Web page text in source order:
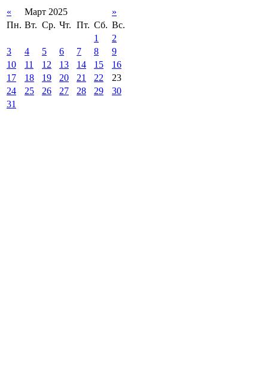
« Март 2025
»
Пн. Вт. Ср. Чт. Пт. Сб. Вс.
1
2
3
4 5 6 7 8
9
10
11 12 13 14 15
16
17
18 19 20 21 22
23
24
25 26 27 28 29
30
31